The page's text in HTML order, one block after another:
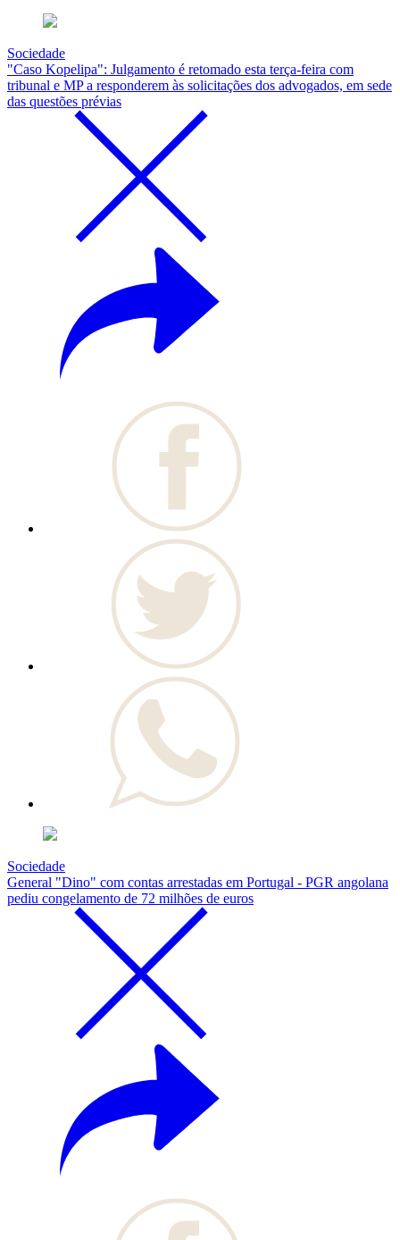
Sociedade
"Caso Kopelipa": Julgamento é retomado esta terça-feira com
tribunal e MP a responderem às solicitações dos advogados, em sede
das questões prévias
Sociedade
General "Dino" com contas arrestadas em Portugal - PGR angolana
pediu congelamento de 72 milhões de euros